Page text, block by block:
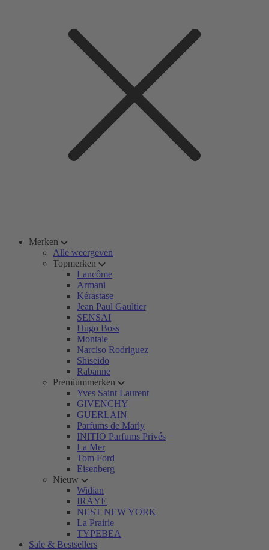
Merken
Alle weergeven
Topmerken
Lancôme
Armani
Kérastase
Jean Paul Gaultier
SENSAI
Hugo Boss
Montale
Narciso Rodriguez
Shiseido
Rabanne
Premiummerken
Yves Saint Laurent
GIVENCHY
GUERLAIN
Parfums de Marly
INITIO Parfums Privés
La Mer
Tom Ford
Eisenberg
Nieuw
Widian
IRÄYE
NEST NEW YORK
La Prairie
TYPEBEA
Sale & Bestsellers